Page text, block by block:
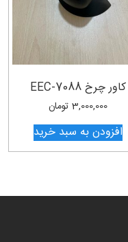
کاور چرخ EEC-7088
3,000,000 تومان
افزودن به سبد خرید